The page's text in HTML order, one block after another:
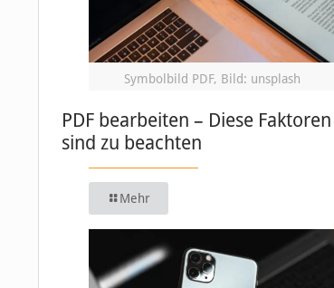
Symbolbild PDF, Bild: unsplash
PDF bearbeiten – Diese Faktoren
sind zu beachten
Mehr